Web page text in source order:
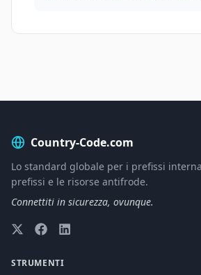
Country-Code.com
Lo standard globale per i prefissi
prefissi e le risorse antifrode.
Connettiti in sicurezza, ovunque.
STRUMENTI